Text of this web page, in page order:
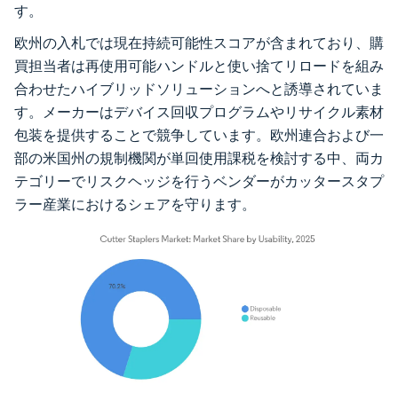
す。
欧州の入札では現在持続可能性スコアが含まれており、購
買担当者は再使用可能ハンドルと使い捨てリロードを組み
合わせたハイブリッドソリューションへと誘導されていま
す。メーカーはデバイス回収プログラムやリサイクル素材
包装を提供することで競争しています。欧州連合および一
部の米国州の規制機関が単回使用課税を検討する中、両カ
テゴリーでリスクヘッジを行うベンダーがカッタースタプ
ラー産業におけるシェアを守ります。